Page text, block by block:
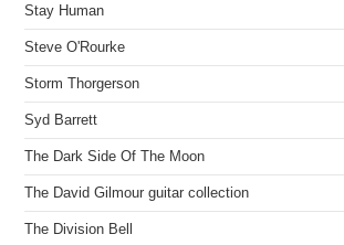
Stay Human
Steve O'Rourke
Storm Thorgerson
Syd Barrett
The Dark Side Of The Moon
The David Gilmour guitar collection
The Division Bell